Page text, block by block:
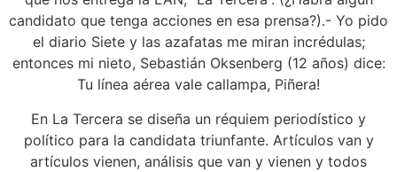
candidato que tenga acciones en esa prensa?).- Yo pido
el diario Siete y las azafatas me miran incrédulas;
entonces mi nieto, Sebastián Oksenberg (12 años) dice:
Tu línea aérea vale callampa, Piñera!
En La Tercera se diseña un réquiem periodístico y
político para la candidata triunfante. Artículos van y
artículos vienen, análisis que van y vienen y todos